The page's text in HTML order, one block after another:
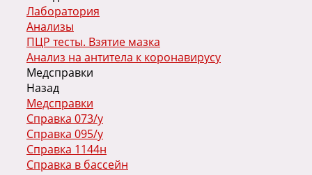
Лаборатория
Анализы
ПЦР тесты. Взятие мазка
Анализ на антитела к коронавирусу
Медсправки
Назад
Медсправки
Справка 073/у
Справка 095/у
Справка 1144н
Справка в бассейн